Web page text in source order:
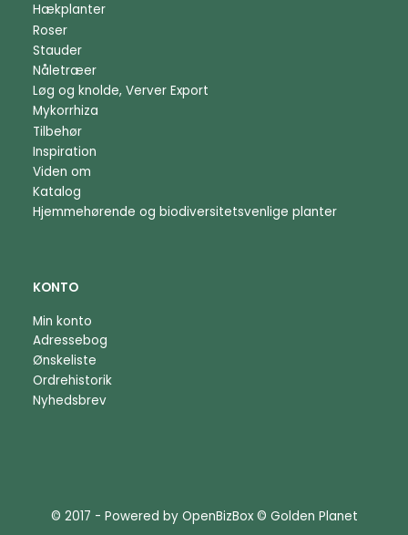
Hækplanter
Roser
Stauder
Nåletræer
Løg og knolde, Verver Export
Mykorrhiza
Tilbehør
Inspiration
Viden om
Katalog
Hjemmehørende og biodiversitetsvenlige planter
KONTO
Min konto
Adressebog
Ønskeliste
Ordrehistorik
Nyhedsbrev
© 2017 - Powered by OpenBizBox© Golden Planet